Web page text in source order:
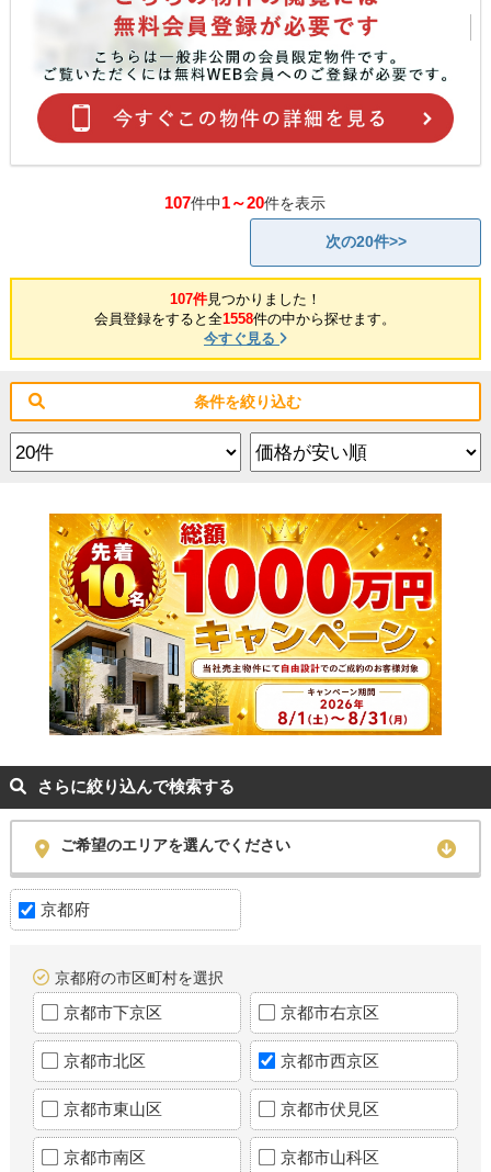
107件中1～20件を表示
次の20件>>
107件見つかりました！
会員登録をすると全1558件の中から探せます。
今すぐ見る
条件を絞り込む
さらに絞り込んで検索する
ご希望のエリアを選んでください
京都府
京都府の市区町村を選択
京都市下京区 京都市右京区
京都市北区 京都市西京区
京都市東山区 京都市伏見区
京都市南区 京都市山科区